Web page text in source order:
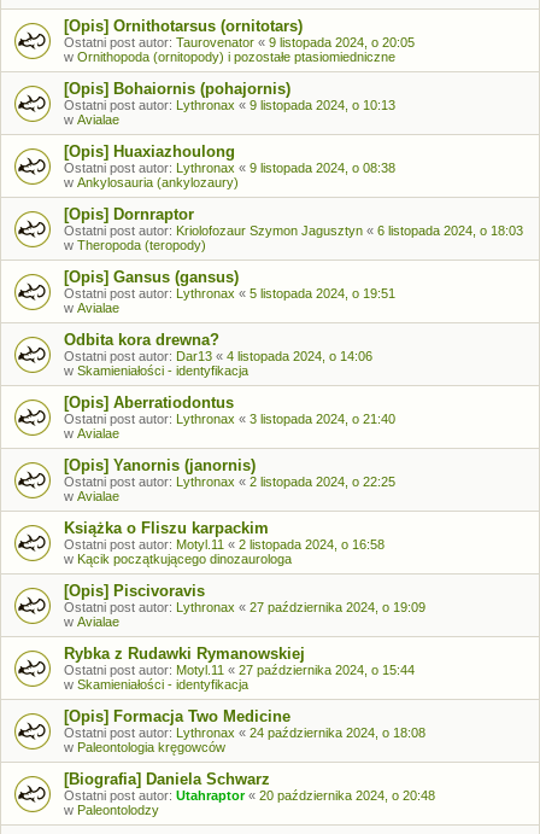
[Opis] Ornithotarsus (ornitotars)
Ostatni post autor: Taurovenator « 9 listopada 2024, o 20:05
w Ornithopoda (ornitopody) i pozostałe ptasiomiedniczne
[Opis] Bohaiornis (pohajornis)
Ostatni post autor: Lythronax « 9 listopada 2024, o 10:13
w Avialae
[Opis] Huaxiazhoulong
Ostatni post autor: Lythronax « 9 listopada 2024, o 08:38
w Ankylosauria (ankylozaury)
[Opis] Dornraptor
Ostatni post autor: Kriolofozaur Szymon Jagusztyn « 6 listopada 2024, o 18:03
w Theropoda (teropody)
[Opis] Gansus (gansus)
Ostatni post autor: Lythronax « 5 listopada 2024, o 19:51
w Avialae
Odbita kora drewna?
Ostatni post autor: Dar13 « 4 listopada 2024, o 14:06
w Skamieniałości - identyfikacja
[Opis] Aberratiodontus
Ostatni post autor: Lythronax « 3 listopada 2024, o 21:40
w Avialae
[Opis] Yanornis (janornis)
Ostatni post autor: Lythronax « 2 listopada 2024, o 22:25
w Avialae
Książka o Fliszu karpackim
Ostatni post autor: Motyl.11 « 2 listopada 2024, o 16:58
w Kącik początkującego dinozaurologa
[Opis] Piscivoravis
Ostatni post autor: Lythronax « 27 października 2024, o 19:09
w Avialae
Rybka z Rudawki Rymanowskiej
Ostatni post autor: Motyl.11 « 27 października 2024, o 15:44
w Skamieniałości - identyfikacja
[Opis] Formacja Two Medicine
Ostatni post autor: Lythronax « 24 października 2024, o 18:08
w Paleontologia kręgowców
[Biografia] Daniela Schwarz
Ostatni post autor: Utahraptor« 20 października 2024, o 20:48
w Paleontolodzy